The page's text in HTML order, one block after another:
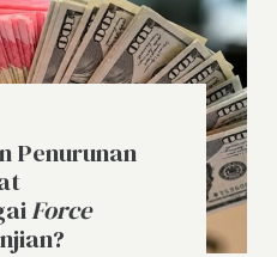
Penurunan
Force